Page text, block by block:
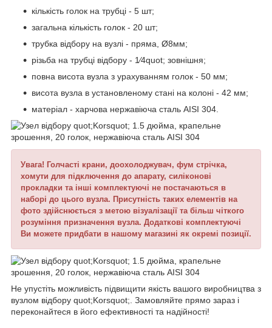
кількість голок на трубці - 5 шт;
загальна кількість голок - 20 шт;
трубка відбору на вузлі - пряма, Ø8мм;
різьба на трубці відбору - 1⁄4quot; зовнішня;
повна висота вузла з урахуванням голок - 50 мм;
висота вузла в установленому стані на колоні - 42 мм;
матеріал - харчова нержавіюча сталь AISI 304.
Увага! Голчасті крани, доохолоджувач, фум стрічка,
хомути для підключення до апарату, силіконові
прокладки та інші комплектуючі не постачаються в
наборі до цього вузла. Присутність таких елементів на
фото здійснюється з метою візуалізації та більш чіткого
розуміння призначення вузла. Додаткові комплектуючі
Ви можете придбати в нашому магазині як окремі позиції.
Не упустіть можливість підвищити якість вашого виробництва з
вузлом відбору quot;Korsquot;. Замовляйте прямо зараз і
переконайтеся в його ефективності та надійності!